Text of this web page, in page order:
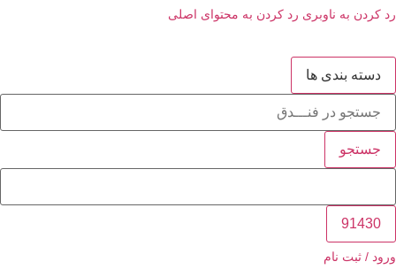
به ناوبری رد کردن به محتوای اصلی
بندی ها
نام